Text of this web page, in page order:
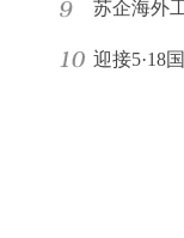
苏企海外
迎接5·18